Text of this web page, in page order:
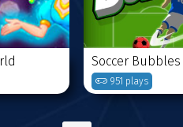
Soccer Bubbles
951 plays